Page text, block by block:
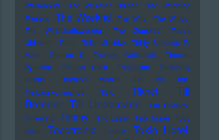
Walkabouts
The Weather Station
The Wedding
Present
The Weeknd The Who
The Wings
The Wirtschaftswunder
The Zombies
Thees
Uhlmann
Them Thilo Mischke
Thirty Seconds To
Mars
Thomas D Thomas Gottschalk
Thomas
Pynchon
Thomas Stein Thompson
Throbbing
Gristle
Thurston Moore
Tic Tac Toe
Tiefbasskommando TBK
Tikhet
Till
Brönner Till Lindemann
Tim Buckley
Timewarp Timmy Timo Lassy Tina Turner Toby
Keith
Tocotronic Tokens Tokio Hotel